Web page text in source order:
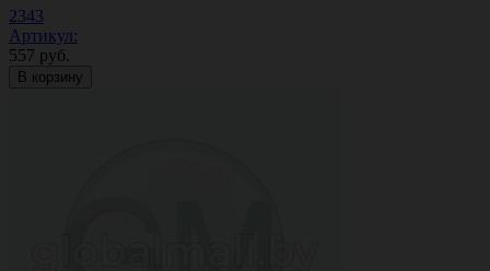
2343
Артикул:
557 руб.
В корзину